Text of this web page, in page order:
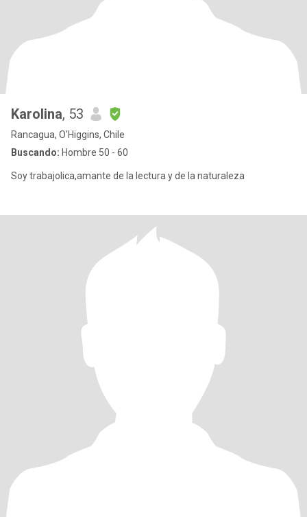
Karolina, 53
Rancagua, O'Higgins, Chile
Buscando: Hombre 50 - 60
Soy trabajolica,amante de la lectura y de la naturaleza